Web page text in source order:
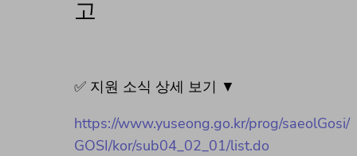
고
✅ 지원 소식 상세 보기 ▼
https://www.yuseong.go.kr/prog/saeolGosi/
GOSI/kor/sub04_02_01/list.do